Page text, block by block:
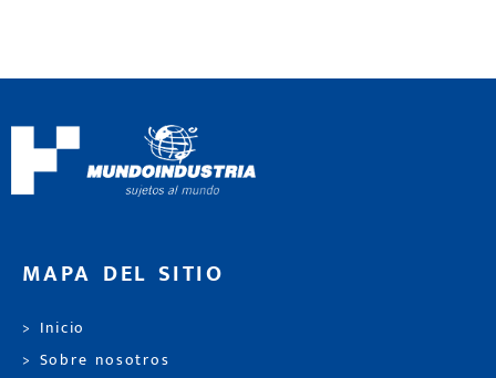
MAPA DEL SITIO
> Inicio
> Sobre nosotros